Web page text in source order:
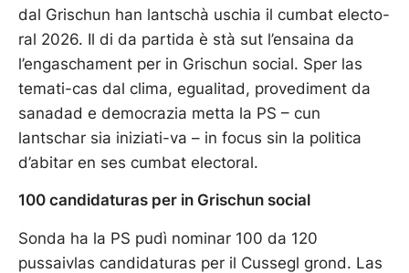
dal Grischun han lantschà uschia il cumbat electo-
ral 2026. Il di da partida è stà sut l’ensaina da
l’engaschament per in Grischun social. Sper las
temati-cas dal clima, egualitad, provediment da
sanadad e democrazia metta la PS – cun
lantschar sia iniziati-va – in focus sin la politica
d’abitar en ses cumbat electoral.
100 candidaturas per in Grischun social
Sonda ha la PS pudì nominar 100 da 120
pussaivlas candidaturas per il Cussegl grond. Las